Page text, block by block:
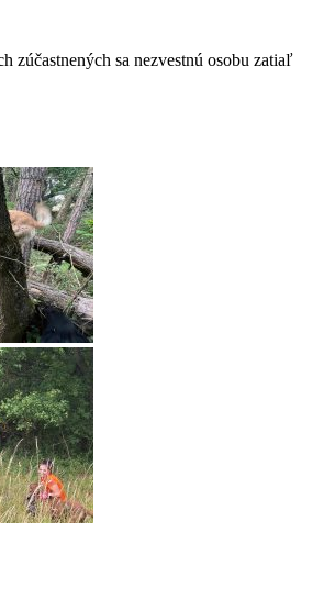
zúčastnených sa nezvestnú osobu zatiaľ